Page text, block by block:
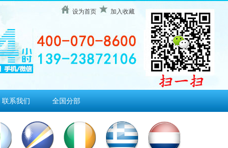
设为首页 加入收藏
联系我们 全国分部